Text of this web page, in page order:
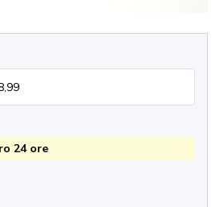
24 ore